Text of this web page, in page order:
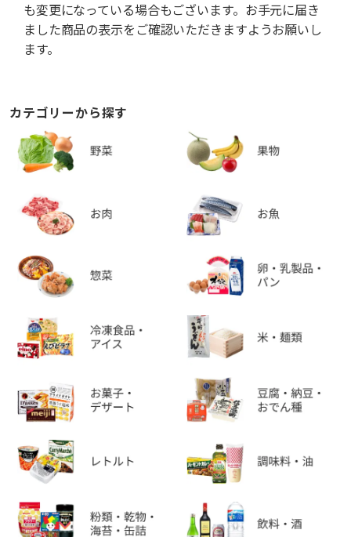
も変更になっている場合もございます。お手元に届き
ました商品の表示をご確認いただきますようお願いし
ます。
カテゴリーから探す